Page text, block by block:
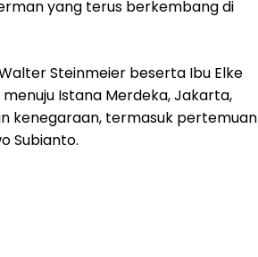
yang terus berkembang di
Steinmeier beserta Ibu Elke
Istana Merdeka, Jakarta,
kenegaraan, termasuk pertemuan
Subianto.